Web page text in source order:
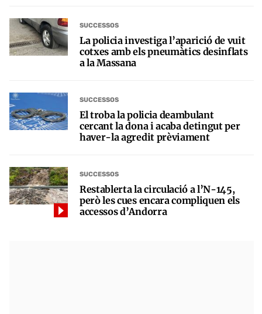
SUCCESSOS
La policia investiga l’aparició de vuit
cotxes amb els pneumàtics desinflats
a la Massana
SUCCESSOS
El troba la policia deambulant
cercant la dona i acaba detingut per
haver-la agredit prèviament
SUCCESSOS
Restablerta la circulació a l’N-145,
però les cues encara compliquen els
accessos d’Andorra